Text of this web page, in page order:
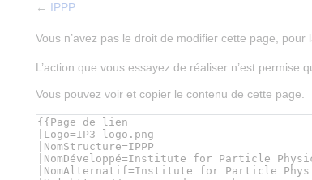
← IPPP
Vous n’avez pas le droit de modifier cette page, pour
L’action que vous essayez de réaliser n’est permise
Vous pouvez voir et copier le contenu de cette page.